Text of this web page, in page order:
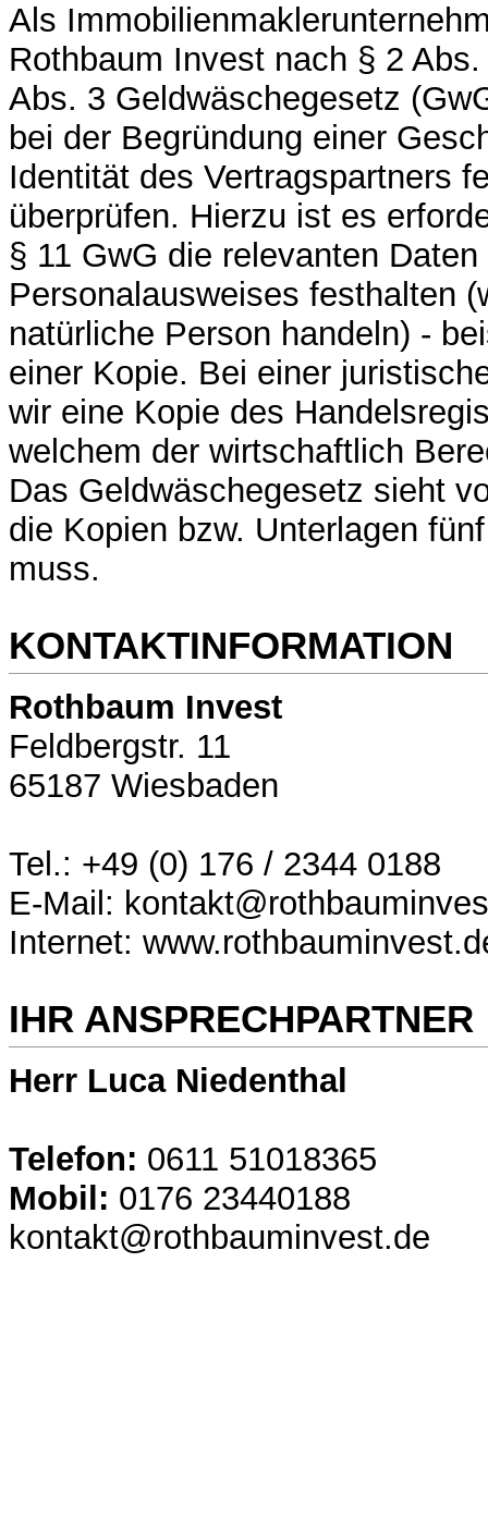
Als
Rothbaum Invest nach § 2
Abs. 3 Geldwäschegesetz
bei der Begründung einer
Identität des Vertragspartners
überprüfen. Hierzu ist es
§ 11 GwG die relevanten
Personalausweises festhalten
natürliche Person handeln) -
einer Kopie. Bei einer
wir eine Kopie des
welchem der wirtschaftlich
Das Geldwäschegesetz sieht
die Kopien bzw. Unterlagen
muss.
KONTAKTINFORMATION
Rothbaum Invest
Feldbergstr. 11
65187 Wiesbaden
Tel.: +49 (0) 176 / 2344 0188
E-Mail:
Internet:
IHR ANSPRECHPARTNER
Herr Luca Niedenthal
Telefon: 0611 51018365
Mobil: 0176 23440188
kontakt@rothbauminvest.de